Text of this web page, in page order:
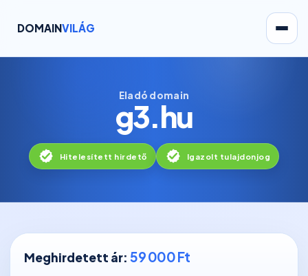
DOMAINVILÁG
Eladó domain
g3.hu
Hitelesített hirdető Igazolt tulajdonjog
Meghirdetett ár: 59 000 Ft